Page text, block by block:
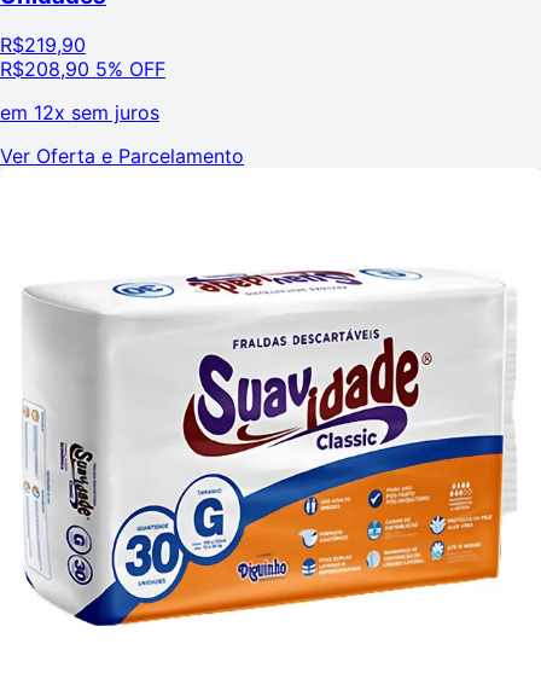
R$219,90
R$208,90 5% OFF
em 12x sem juros
Ver Oferta e Parcelamento